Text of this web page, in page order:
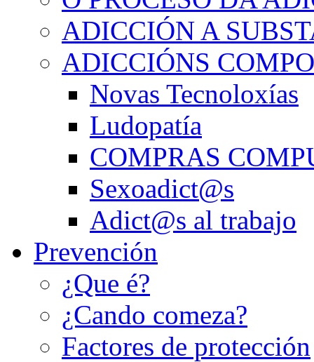
ADICCIÓN A
ADICCIÓNS
Novas Tecnoloxías
Ludopatía
COMPRAS
Sexoadict@s
Adict@s al trabajo
Prevención
¿Que é?
¿Cando comeza?
Factores de protección